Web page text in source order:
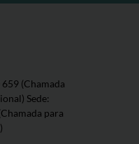
659 (Chamada
Sede:
para